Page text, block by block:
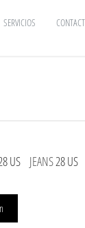
SERVICIOS
US JEANS28 US